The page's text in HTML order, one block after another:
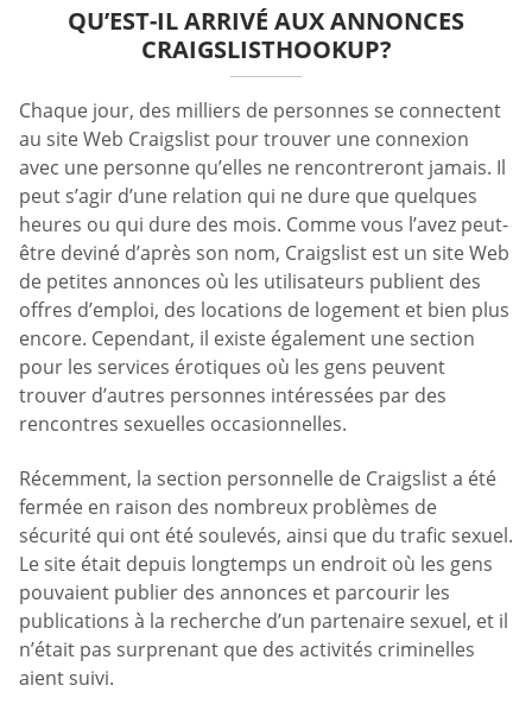
QU’EST-IL ARRIVÉ AUX ANNONCES
CRAIGSLISTHOOKUP?
Chaque jour, des milliers de personnes se connectent
au site Web Craigslist pour trouver une connexion
avec une personne qu’elles ne rencontreront jamais. Il
peut s’agir d’une relation qui ne dure que quelques
heures ou qui dure des mois. Comme vous l’avez peut-
être deviné d’après son nom, Craigslist est un site Web
de petites annonces où les utilisateurs publient des
offres d’emploi, des locations de logement et bien plus
encore. Cependant, il existe également une section
pour les services érotiques où les gens peuvent
trouver d’autres personnes intéressées par des
rencontres sexuelles occasionnelles.
Récemment, la section personnelle de Craigslist a été
fermée en raison des nombreux problèmes de
sécurité qui ont été soulevés, ainsi que du trafic sexuel.
Le site était depuis longtemps un endroit où les gens
pouvaient publier des annonces et parcourir les
publications à la recherche d’un partenaire sexuel, et il
n’était pas surprenant que des activités criminelles
aient suivi.